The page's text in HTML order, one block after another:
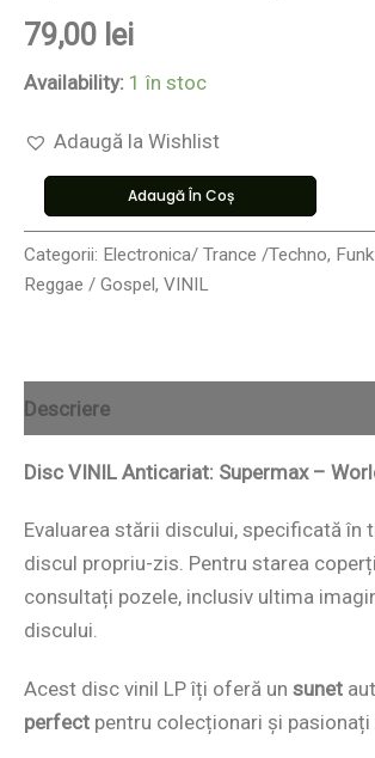
79,00 lei
Availability: 1 în stoc
Adaugă la Wishlist
Adaugă În Coș
Categorii: Electronica/ Trance /Techno,
Reggae / Gospel, VINIL
Descriere
Disc VINIL Anticariat: Supermax –
Evaluarea stării discului, specificată în
discul propriu-zis. Pentru starea
consultați pozele, inclusiv ultima
discului.
Acest disc vinil LP îți oferă un sunet
perfect pentru colecționari și pasionați